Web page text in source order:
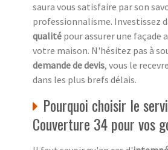
saura vous satisfaire par son
professionnalisme. Investissez
qualité pour assurer une façade
votre maison. N'hésitez pas à
demande de devis, vous le
dans les plus brefs délais.
Pourquoi choisir le
Couverture 34 pour vos